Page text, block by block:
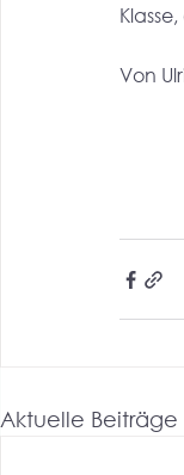
Von
Aktuelle Beiträge